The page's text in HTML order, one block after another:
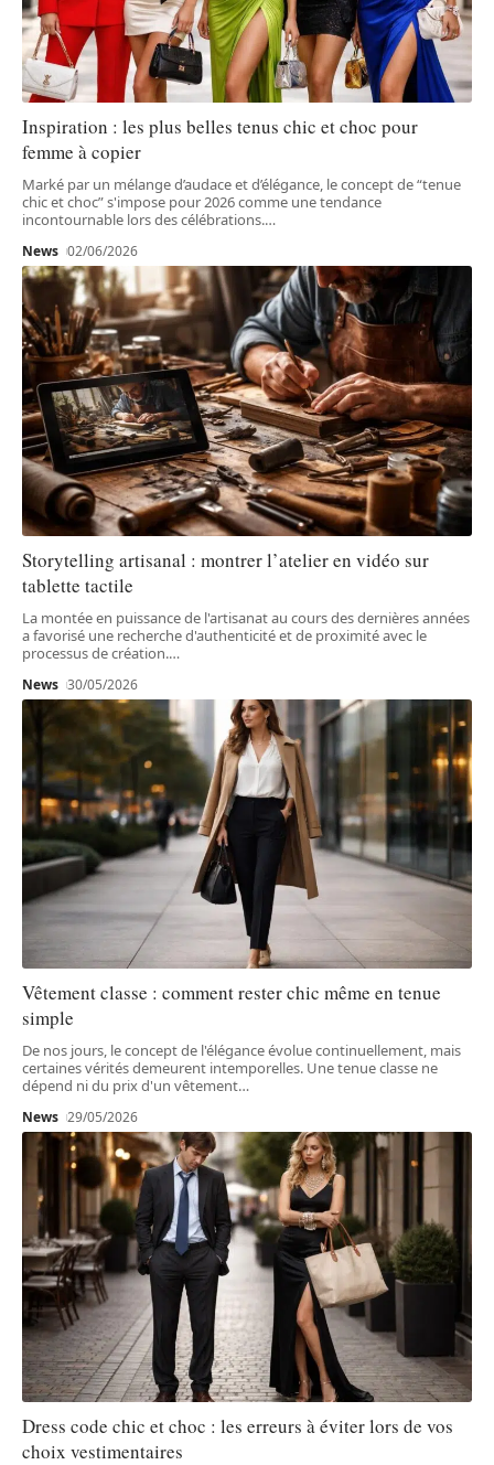
Inspiration : les plus belles tenus chic et choc pour
femme à copier
Marké par un mélange d’audace et d’élégance, le concept de “tenue
chic et choc” s'impose pour 2026 comme une tendance
incontournable lors des célébrations.…
News 02/06/2026
Storytelling artisanal : montrer l’atelier en vidéo sur
tablette tactile
La montée en puissance de l'artisanat au cours des dernières années
a favorisé une recherche d'authenticité et de proximité avec le
processus de création.…
News 30/05/2026
Vêtement classe : comment rester chic même en tenue
simple
De nos jours, le concept de l'élégance évolue continuellement, mais
certaines vérités demeurent intemporelles. Une tenue classe ne
dépend ni du prix d'un vêtement…
News 29/05/2026
Dress code chic et choc : les erreurs à éviter lors de vos
choix vestimentaires